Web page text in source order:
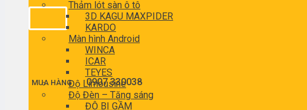
MUA HÀNG 0907 330038
Thảm lót sàn ô tô
3D KAGU MAXPIDER
KARDO
Màn hình Android
WINCA
ICAR
TEYES
Độ Limousine
Độ Đèn – Tăng sáng
ĐỘ BI GẦM